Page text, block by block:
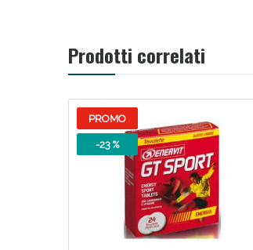
Prodotti correlati
PROMO
-23 %